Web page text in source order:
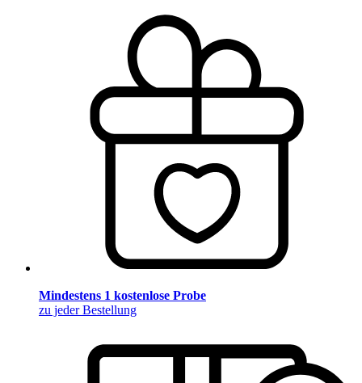
Mindestens 1 kostenlose Probe
zu jeder Bestellung